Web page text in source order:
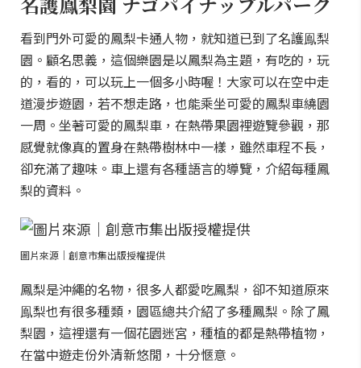
看到門外可愛的鳳梨卡通人物，就知道已到了名護鳯梨
園。顧名思義，這個樂園是以鳳梨為主題，有吃的，玩
的，看的，可以玩上一個多小時喔！大家可以在空中走
道漫步遊園，若不想走路，也能乘坐可愛的鳳梨車繞園
一周。坐著可愛的鳳梨車，在熱帶果園裡遊覽參觀，那
感覺就像真的置身在熱帶樹林中一樣，雖然車程不長，
卻充滿了趣味。車上還有各種語言的導覽，介紹每種鳳
梨的資料。
圖片來源｜創意市集出版授權提供
鳳梨是沖繩的名物，很多人都愛吃鳳梨，卻不知道原來
鳯梨也有很多種類，園區總共介紹了多種鳳梨。除了鳳
梨園，這裡還有一個花園迷宮，種植的都是熱帶植物，
在當中遊走份外清新悠閒，十分愜意。